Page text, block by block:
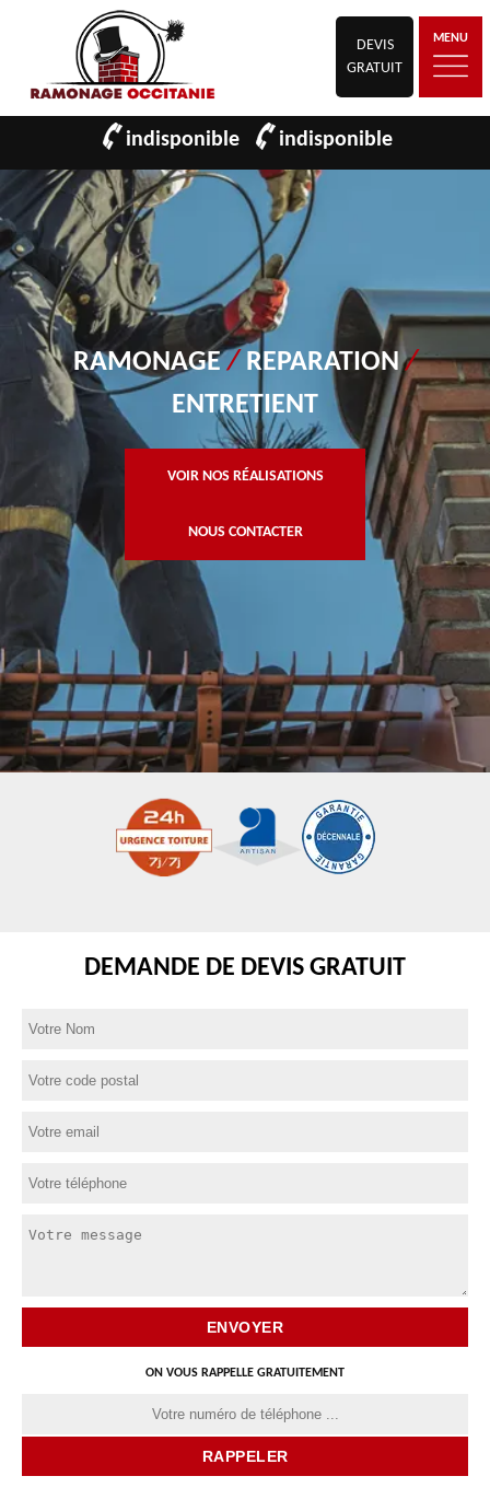
DEVIS
GRATUIT
MENU
indisponible indisponible
RAMONAGE/ REPARATION/
ENTRETIENT
VOIR NOS RÉALISATIONS
NOUS CONTACTER
DEMANDE DE DEVIS GRATUIT
ON VOUS RAPPELLE GRATUITEMENT